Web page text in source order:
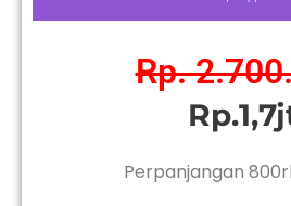
Rp.
Perpanjangan